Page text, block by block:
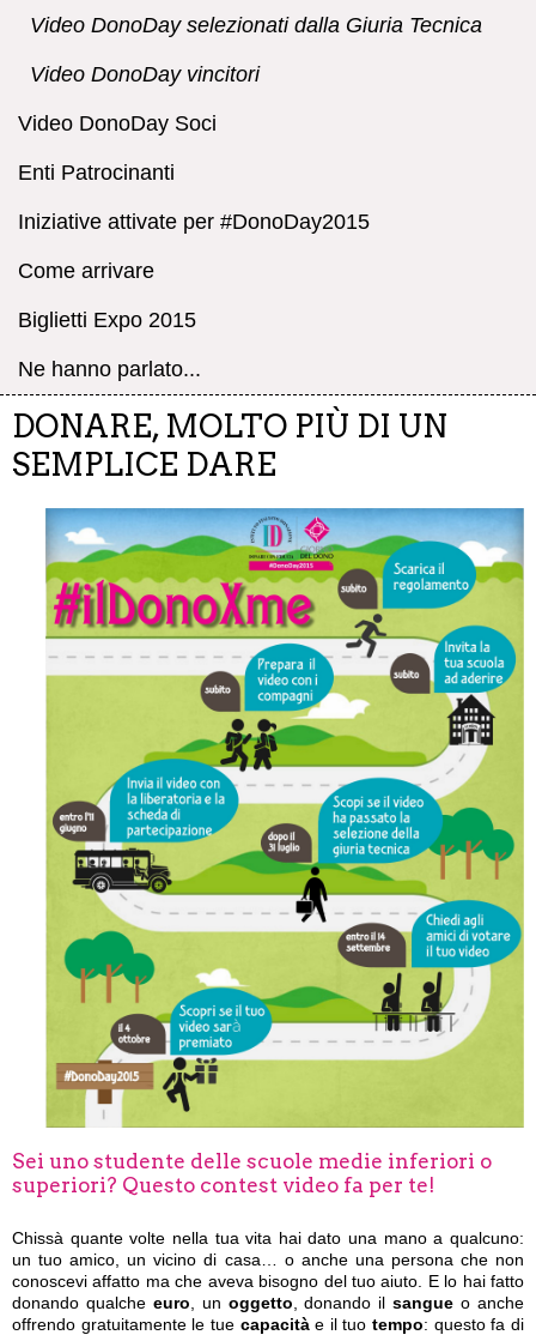
Video DonoDay selezionati dalla Giuria Tecnica
Video DonoDay vincitori
Video DonoDay Soci
Enti Patrocinanti
Iniziative attivate per #DonoDay2015
Come arrivare
Biglietti Expo 2015
Ne hanno parlato...
DONARE, MOLTO PIÙ DI UN
SEMPLICE DARE
Sei uno studente delle scuole medie inferiori o
superiori? Questo contest video fa per te!
Chissà quante volte nella tua vita hai dato una mano a qualcuno:
un tuo amico, un vicino di casa… o anche una persona che non
conoscevi affatto ma che aveva bisogno del tuo aiuto. E lo hai fatto
donando qualche euro , un oggetto , donando ilsangue o anche
offrendo gratuitamente le tue capacitàe il tuotempo: questo fa di